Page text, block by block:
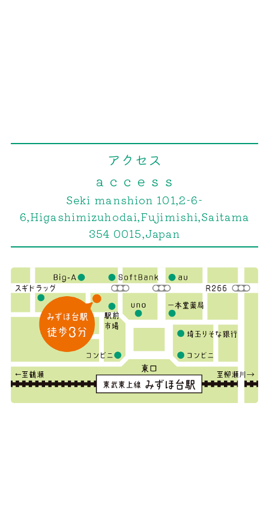
アクセス
ａｃｃｅｓｓ
Seki manshion 101,2-6-
6,Higashimizuhodai,Fujimishi,Saitama
354 0015,Japan